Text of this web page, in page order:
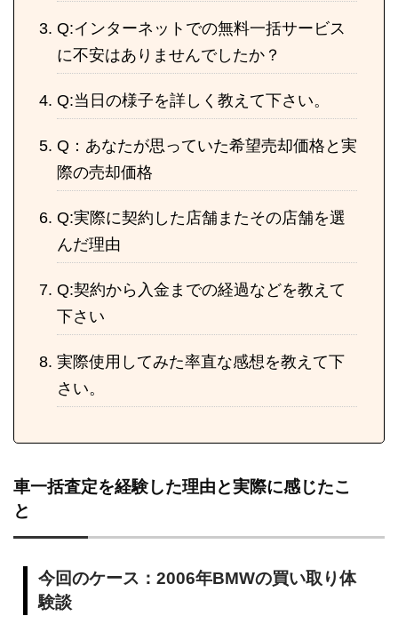
Q:インターネットでの無料一括サービス
に不安はありませんでしたか？
Q:当日の様子を詳しく教えて下さい。
Q：あなたが思っていた希望売却価格と実
際の売却価格
Q:実際に契約した店舗またその店舗を選
んだ理由
Q:契約から入金までの経過などを教えて
下さい
実際使用してみた率直な感想を教えて下
さい。
車一括査定を経験した理由と実際に感じたこ
と
今回のケース：2006年BMWの買い取り体
験談